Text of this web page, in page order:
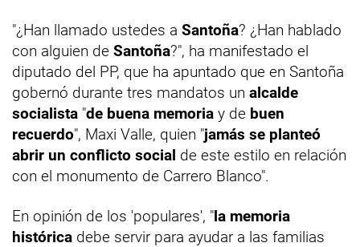
"¿Han llamado ustedes a Santoña? ¿Han hablado
con alguien de Santoña?", ha manifestado el
diputado del PP, que ha apuntado que en Santoña
gobernó durante tres mandatos un alcalde
socialista "de buena memoria y de buen
recuerdo", Maxi Valle, quien "jamás se planteó
abrir un conflicto social de este estilo en relación
con el monumento de Carrero Blanco".
En opinión de los 'populares', "la memoria
histórica debe servir para ayudar a las familias